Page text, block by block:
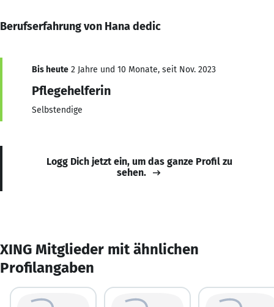
Berufserfahrung von Hana dedic
Bis heute 2 Jahre und 10 Monate, seit Nov. 2023
Pflegehelferin
Selbstendige
Logg Dich jetzt ein, um das ganze Profil zu
sehen.
XING Mitglieder mit ähnlichen
Profilangaben